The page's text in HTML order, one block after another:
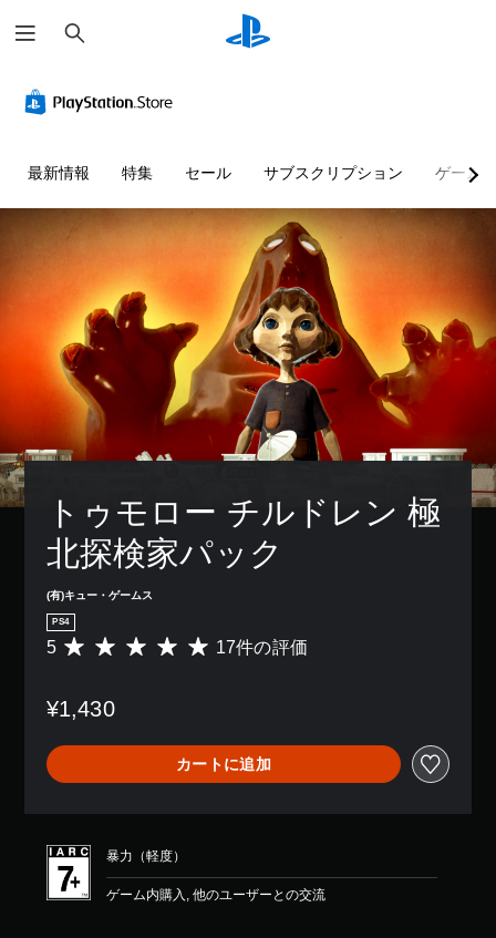
索
最新情報 特集 セール サブスクリプション ゲーム
トゥモロー チルドレン 極
北探検家パック
(有)キュー・ゲームス
PS4
評
は
7
、
平
価
は
5 17件の評価
¥1,430
カートに追加
暴力（軽度）
ゲーム内購入, 他のユーザーとの交流